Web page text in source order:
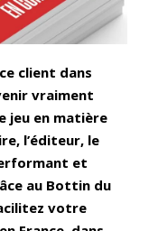
client dans
vraiment
jeu en matière
l’éditeur, le
et
au Bottin du
votre